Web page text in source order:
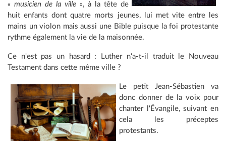
« musicien de la ville », à la tête de
huit enfants dont quatre morts jeunes, lui met vite entre les
mains un violon mais aussi une Bible puisque la foi protestante
rythme également la vie de la maisonnée.
Ce n'est pas un hasard : Luther n'a-t-il traduit le Nouveau
Testament dans cette même ville ?
Le petit Jean-Sébastien va
donc donner de la voix pour
chanter l'Évangile, suivant en
cela les préceptes
protestants.